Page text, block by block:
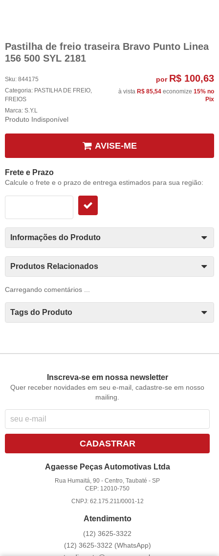
Pastilha de freio traseira Bravo Punto Linea
156 500 SYL 2181
Sku: 844175
Categoria: PASTILHA DE FREIO,
FREIOS
Marca: S.Y.L
Produto Indisponível
por R$ 100,63
à vista R$ 85,54 economize 15% no
Pix
AVISE-ME
Frete e Prazo
Calcule o frete e o prazo de entrega estimados para sua região:
Informações do Produto
Produtos Relacionados
Carregando comentários ...
Tags do Produto
Inscreva-se em nossa newsletter
Quer receber novidades em seu e-mail, cadastre-se em nosso
mailing.
CADASTRAR
Agaesse Peças Automotivas Ltda
Rua Humaitá, 90 -Centro, Taubaté -SP
CEP: 12010-750
CNPJ: 62.175.211/0001-12
Atendimento
(12) 3625-3322
(12) 3625-3322 (WhatsApp)